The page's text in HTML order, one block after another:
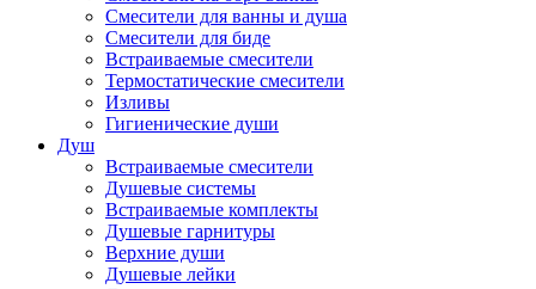
Смесители для ванны и душа
Смесители для биде
Встраиваемые смесители
Термостатические смесители
Изливы
Гигиенические души
Душ
Встраиваемые смесители
Душевые системы
Встраиваемые комплекты
Душевые гарнитуры
Верхние души
Душевые лейки